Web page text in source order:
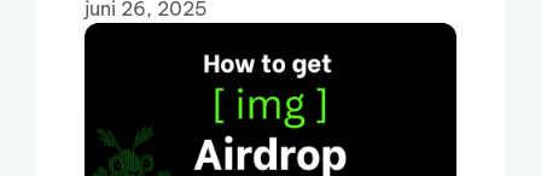
juni 26, 2025